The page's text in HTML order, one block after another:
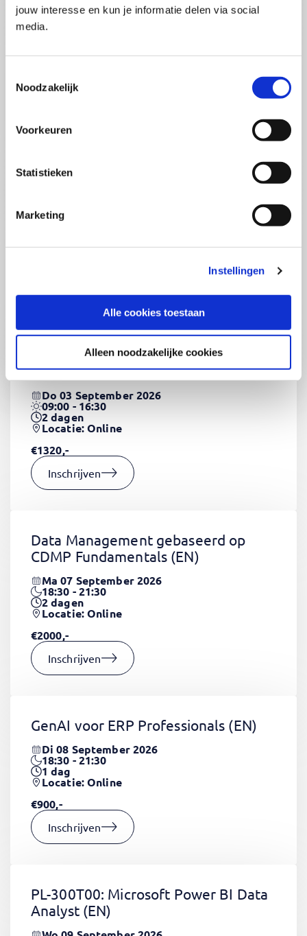
jouw interesse en kun je informatie delen via social
media.
Noodzakelijk
Voorkeuren
Statistieken
Marketing
Instellingen
Alle cookies toestaan
Alleen noodzakelijke cookies
Pega Certified System Architect
(PCSA)
Di 01 September 2026
Locatie: Online
Inschrijven
(EN)
2.5dagen
CSS Fundamentals(EN)
Do 03 September 2026
09:00 - 16:30
2dagen
Locatie: Online
€1320,-
Inschrijven
Data Management gebaseerd op
CDMP Fundamentals (EN)
Ma 07 September 2026
18:30 - 21:30
2dagen
Locatie: Online
€2000,-
Inschrijven
GenAI voor ERP Professionals (EN)
Di 08 September 2026
18:30 - 21:30
1dag
Locatie: Online
€900,-
Inschrijven
PL-300T00: Microsoft Power BI Data
Analyst (EN)